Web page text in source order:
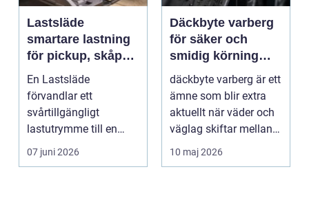
Lastsläde
smartare lastning
för pickup, skåpbil
och personbil
En Lastsläde
förvandlar ett
svårtillgängligt
lastutrymme till en
lättjobbad yta. Genom
att dra ut la...
07 juni 2026
Däckbyte varberg
för säker och
smidig körning
Året runt
däckbyte varberg är ett
ämne som blir extra
aktuellt när väder och
väglag skiftar mellan
sommar och ...
10 maj 2026